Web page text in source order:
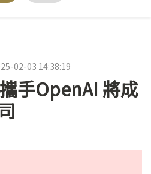
02-03 14:38:19
手OpenAI 將成